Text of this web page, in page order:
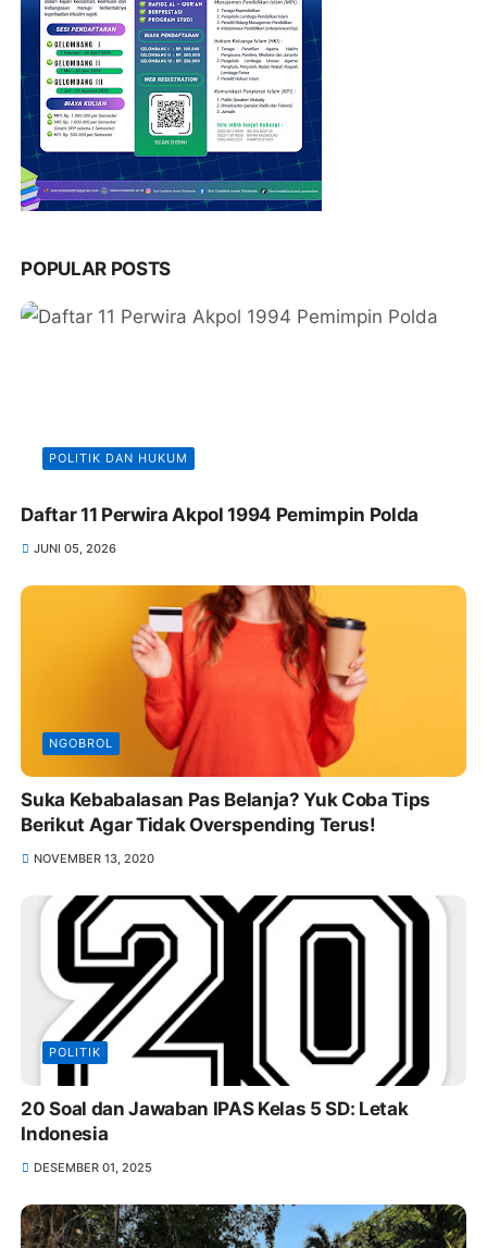
POPULAR POSTS
POLITIK DAN HUKUM
Daftar 11 Perwira Akpol 1994 Pemimpin Polda
JUNI 05, 2026
NGOBROL
Suka Kebabalasan Pas Belanja? Yuk Coba Tips
Berikut Agar Tidak Overspending Terus!
NOVEMBER 13, 2020
POLITIK
20 Soal dan Jawaban IPAS Kelas 5 SD: Letak
Indonesia
DESEMBER 01, 2025